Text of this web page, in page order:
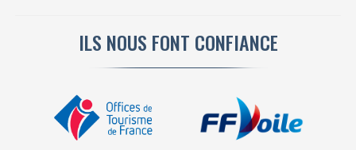
ILS NOUS FONT CONFIANCE